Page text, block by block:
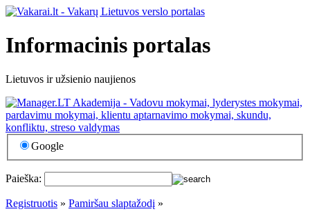
Informacinis portalas
Lietuvos ir užsienio naujienos
Google
Paieška:
Registruotis » Pamiršau slaptažodį »